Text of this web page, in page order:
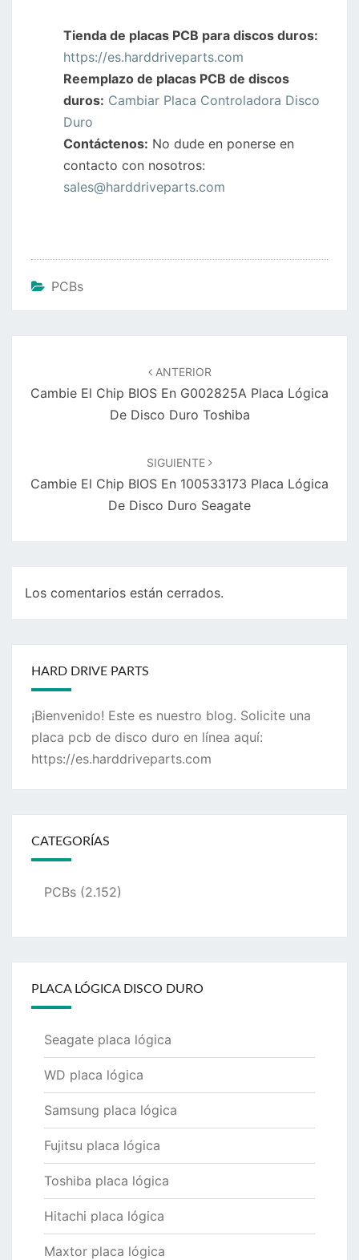
Tienda de placas PCB para discos duros:
https://es.harddriveparts.com
Reemplazo de placas PCB de discos
duros: Cambiar Placa Controladora Disco
Duro
Contáctenos: No dude en ponerse en
contacto con nosotros:
sales@harddriveparts.com
PCBs
entradas
ANTERIOR
Cambie El Chip BIOS En G002825A Placa Lógica
De Disco Duro Toshiba
SIGUIENTE
Cambie El Chip BIOS En 100533173 Placa Lógica
De Disco Duro Seagate
Los comentarios están cerrados.
HARD DRIVE PARTS
¡Bienvenido! Este es nuestro blog. Solicite una
placa pcb de disco duro en línea aquí:
https://es.harddriveparts.com
CATEGORÍAS
PCBs (2.152)
PLACA LÓGICA DISCO DURO
Seagate placa lógica
WD placa lógica
Samsung placa lógica
Fujitsu placa lógica
Toshiba placa lógica
Hitachi placa lógica
Maxtor placa lógica